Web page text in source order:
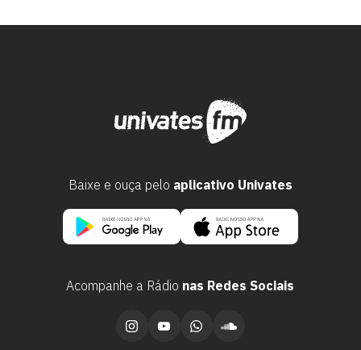
Acompanhe a Rádio nas Redes Sociais
Baixe e ouça pelo aplicativo Univates
Escolha a vaga que você
quer concorrer: